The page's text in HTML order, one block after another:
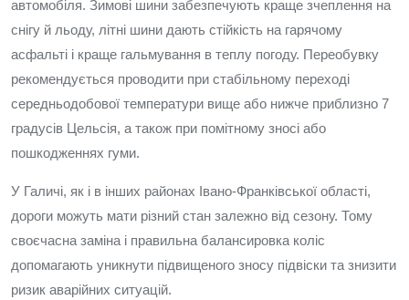
автомобіля. Зимові шини забезпечують краще зчеплення на
снігу й льоду, літні шини дають стійкість на гарячому
асфальті і краще гальмування в теплу погоду. Переобувку
рекомендується проводити при стабільному переході
середньодобової температури вище або нижче приблизно 7
градусів Цельсія, а також при помітному зносі або
пошкодженнях гуми.
У Галичі, як і в інших районах Івано‑Франківської області,
дороги можуть мати різний стан залежно від сезону. Тому
своєчасна заміна і правильна балансировка коліс
допомагають уникнути підвищеного зносу підвіски та знизити
ризик аварійних ситуацій.